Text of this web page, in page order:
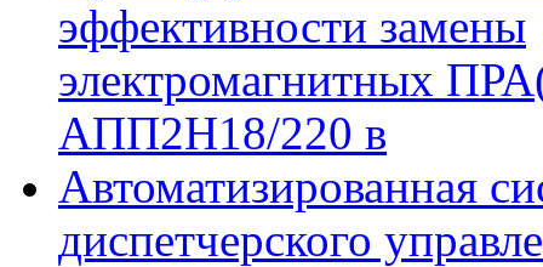
эффективности замены
электромагнитных
АПП2Н18/220 в
Автоматизированная
диспетчерского